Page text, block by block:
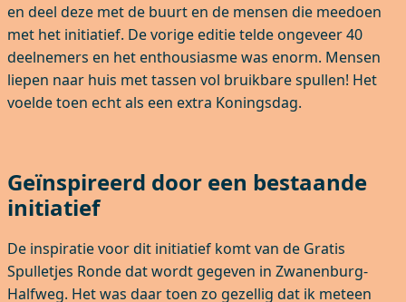
en deel deze met de buurt en de mensen die meedoen
met het initiatief. De vorige editie telde ongeveer 40
deelnemers en het enthousiasme was enorm. Mensen
liepen naar huis met tassen vol bruikbare spullen! Het
voelde toen echt als een extra Koningsdag.
Geïnspireerd door een bestaande
initiatief
De inspiratie voor dit initiatief komt van de Gratis
Spulletjes Ronde dat wordt gegeven in Zwanenburg-
Halfweg. Het was daar toen zo gezellig dat ik meteen